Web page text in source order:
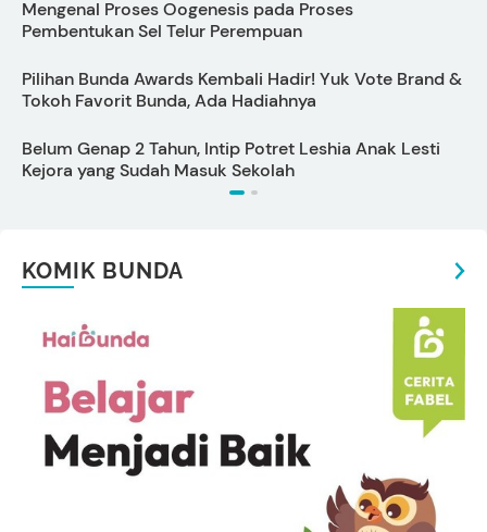
Mengenal Proses Oogenesis pada Proses
Pembentukan Sel Telur Perempuan
Pilihan Bunda Awards Kembali Hadir! Yuk Vote Brand &
Tokoh Favorit Bunda, Ada Hadiahnya
Belum Genap 2 Tahun, Intip Potret Leshia Anak Lesti
Kejora yang Sudah Masuk Sekolah
KOMIK BUNDA